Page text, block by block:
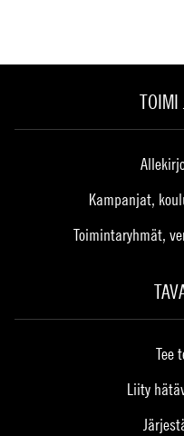
TOIMI
Kampanjat,
Toimintaryhmät,
Tee
Liity